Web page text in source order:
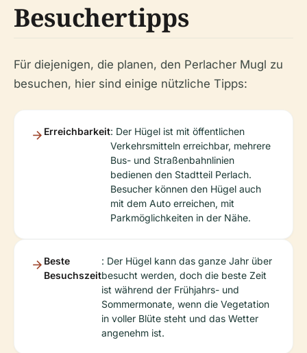
Besuchertipps
Für diejenigen, die planen, den Perlacher Mugl zu
besuchen, hier sind einige nützliche Tipps:
Erreichbarkeit: Der Hügel ist mit öffentlichen
Verkehrsmitteln erreichbar, mehrere
Bus- und Straßenbahnlinien
bedienen den Stadtteil Perlach.
Besucher können den Hügel auch
mit dem Auto erreichen, mit
Parkmöglichkeiten in der Nähe.
Beste
Besuchszeit
: Der Hügel kann das ganze Jahr über
besucht werden, doch die beste Zeit
ist während der Frühjahrs- und
Sommermonate, wenn die Vegetation
in voller Blüte steht und das Wetter
angenehm ist.